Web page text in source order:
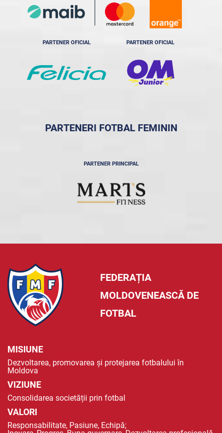
PARTENER OFICIAL PARTENER OFICIAL
PARTENERI FOTBAL FEMININ
PARTENER PRINCIPAL
FEDERAȚIA
MOLDOVENEASCĂ DE
FOTBAL
MISIUNE
Dezvoltarea, promovarea și protejarea fotbalului în
Moldova
VIZIUNE
Consolidarea societății prin fotbal
VALORI
Responsabilitate, Pasiune, Echipă;